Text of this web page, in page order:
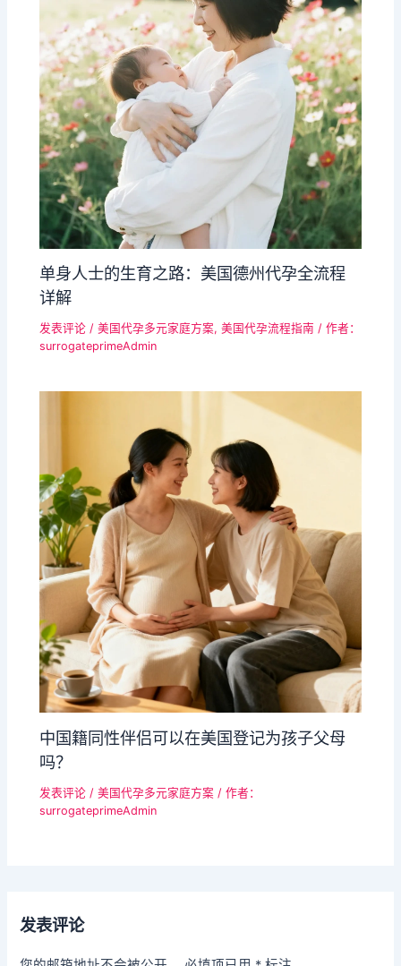
单身人士的生育之路：美国德州代孕全流程
详解
发表评论 /美国代孕多元家庭方案,美国代孕流程指南 / 作者：
surrogateprimeAdmin
中国籍同性伴侣可以在美国登记为孩子父母
吗？
发表评论 /美国代孕多元家庭方案 / 作者：
surrogateprimeAdmin
发表评论